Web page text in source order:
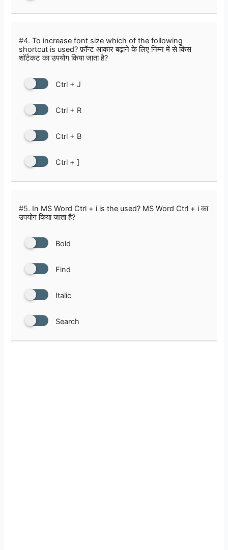
#4. To increase font size which of the following
shortcut is used? फ़ॉन्ट आकार बढ़ाने के लिए निम्न में से किस
शॉर्टकट का उपयोग किया जाता है?
Ctrl + J
Ctrl + R
Ctrl + B
Ctrl + ]
#5. In MS Word Ctrl + i is the used? MS Word Ctrl + i का
उपयोग किया जाता है?
Bold
Find
Italic
Search